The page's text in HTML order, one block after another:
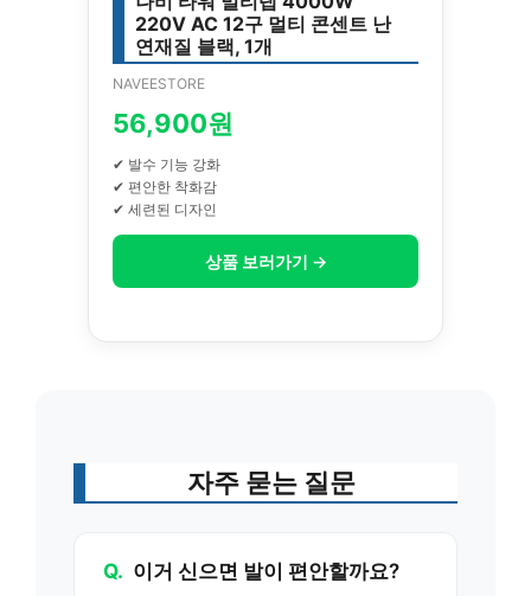
220V AC 12구 멀티 콘센트 난
연재질 블랙, 1개
NAVEESTORE
56,900원
✔ 발수 기능 강화
✔ 편안한 착화감
✔ 세련된 디자인
상품 보러가기 →
자주 묻는 질문
Q. 이거 신으면 발이 편안할까요?